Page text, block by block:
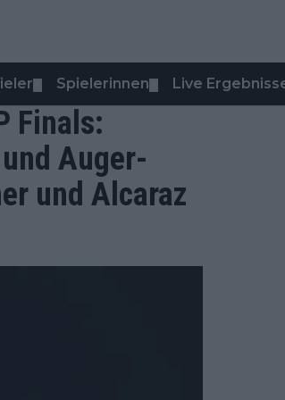
Spielerinnen Live
Finals:
Auger-
und Alcaraz